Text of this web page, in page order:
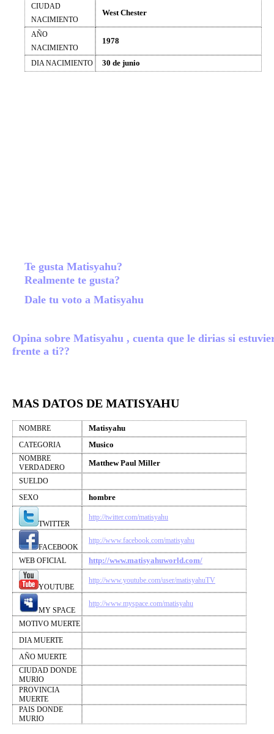
CIUDAD
NACIMIENTO
West Chester
AÑO
NACIMIENTO
1978
DIA NACIMIENTO 30 de junio
Te gusta Matisyahu?
Realmente te gusta?
Dale tu voto a Matisyahu
Opina sobre Matisyahu , cuenta que le dirias si
frente a ti??
MAS DATOS DE MATISYAHU
NOMBRE Matisyahu
CATEGORIA Musico
NOMBRE
VERDADERO
Matthew Paul Miller
SUELDO
SEXO
hombre
TWITTER
http://twitter.com/matisyahu
FACEBOOK
http://www.facebook.com/matisyahu
WEB OFICIAL http://www.matisyahuworld.com/
YOUTUBE
http://www.youtube.com/user/matisyahuTV
MY SPACE
http://www.myspace.com/matisyahu
MOTIVO MUERTE
DIA MUERTE
AÑO MUERTE
CIUDAD DONDE
MURIO
PROVINCIA
MUERTE
PAIS DONDE
MURIO